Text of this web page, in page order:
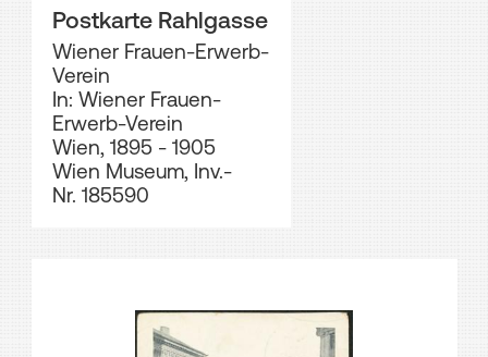
Postkarte Rahlgasse
Wiener Frauen-Erwerb-
Verein
In: Wiener Frauen-
Erwerb-Verein
Wien, 1895 - 1905
Wien Museum, Inv.-
Nr. 185590